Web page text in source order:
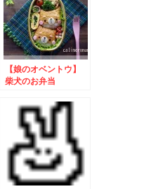
【娘のオベントウ】
柴犬のお弁当